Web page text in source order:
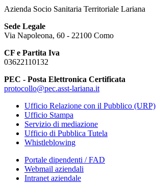
Azienda Socio Sanitaria Territoriale Lariana
Sede Legale
Via Napoleona, 60 - 22100 Como
CF e Partita Iva
03622110132
PEC - Posta Elettronica Certificata
protocollo@pec.asst-lariana.it
Ufficio Relazione con il Pubblico (URP)
Ufficio Stampa
Servizio di mediazione
Ufficio di Pubblica Tutela
Whistleblowing
Portale dipendenti / FAD
Webmail aziendali
Intranet aziendale